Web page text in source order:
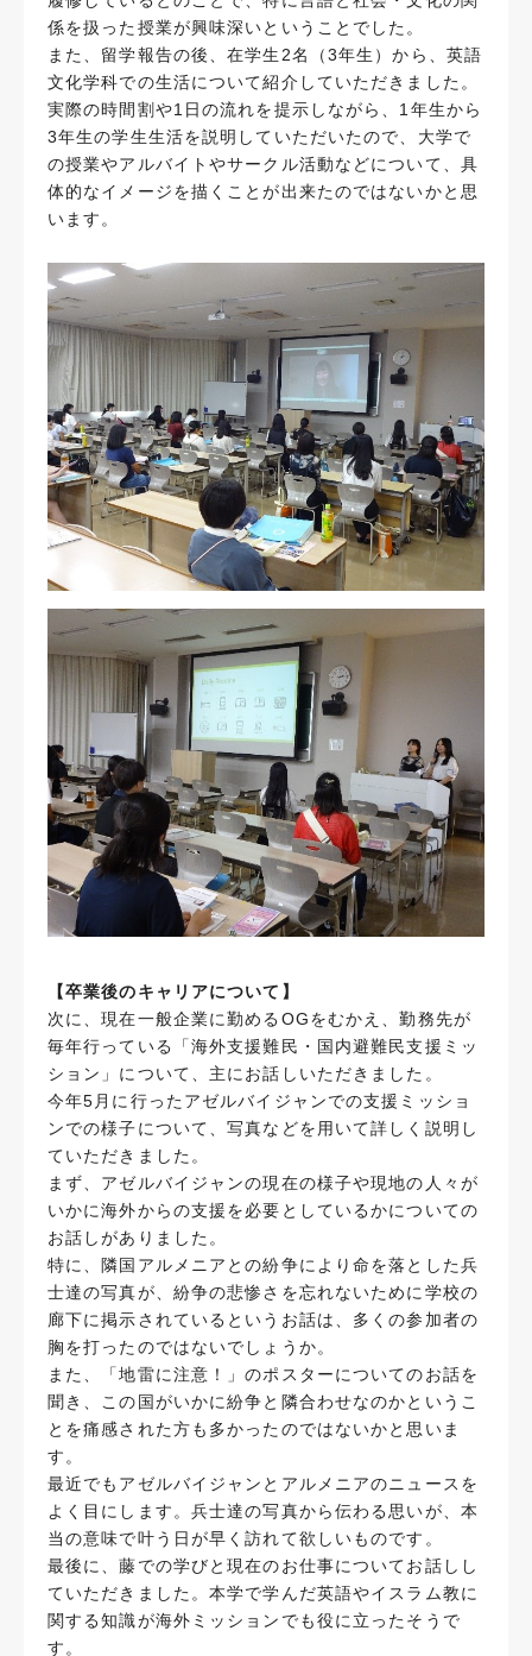
係を扱った授業が興味深いということでした。
また、留学報告の後、在学生2名（3年生）から、英語
文化学科での生活について紹介していただきました。
実際の時間割や1日の流れを提示しながら、1年生から
3年生の学生生活を説明していただいたので、大学で
の授業やアルバイトやサークル活動などについて、具
体的なイメージを描くことが出来たのではないかと思
います。
【卒業後のキャリアについて】
次に、現在一般企業に勤めるOGをむかえ、勤務先が
毎年行っている「海外支援難民・国内避難民支援ミッ
ション」について、主にお話しいただきました。
今年5月に行ったアゼルバイジャンでの支援ミッショ
ンでの様子について、写真などを用いて詳しく説明し
ていただきました。
まず、アゼルバイジャンの現在の様子や現地の人々が
いかに海外からの支援を必要としているかについての
お話しがありました。
特に、隣国アルメニアとの紛争により命を落とした兵
士達の写真が、紛争の悲惨さを忘れないために学校の
廊下に掲示されているというお話は、多くの参加者の
胸を打ったのではないでしょうか。
また、「地雷に注意！」のポスターについてのお話を
聞き、この国がいかに紛争と隣合わせなのかというこ
とを痛感された方も多かったのではないかと思いま
す。
最近でもアゼルバイジャンとアルメニアのニュースを
よく目にします。兵士達の写真から伝わる思いが、本
当の意味で叶う日が早く訪れて欲しいものです。
最後に、藤での学びと現在のお仕事についてお話しし
ていただきました。本学で学んだ英語やイスラム教に
関する知識が海外ミッションでも役に立ったそうで
す。